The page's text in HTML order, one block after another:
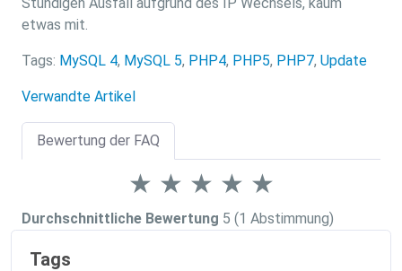
etwas mit.
Tags: MySQL 4, MySQL 5, PHP4, PHP5, PHP7, Update
Verwandte Artikel
Bewertung der FAQ
★
★
★
★
★
Durchschnittliche Bewertung 5 (1 Abstimmung)
Tags